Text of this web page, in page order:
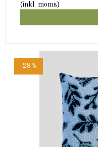
(inkl. moms)
-28%